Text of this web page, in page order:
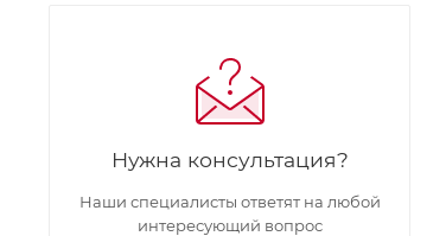
Нужна консультация?
Наши специалисты ответят на любой
интересующий вопрос